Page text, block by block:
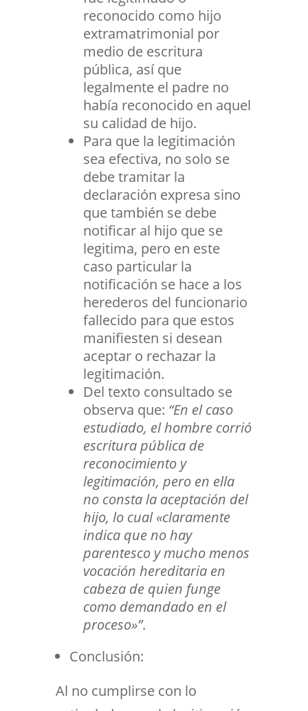
reconocido como hijo
extramatrimonial por
medio de escritura
pública, así que
legalmente el padre no
había reconocido en aquel
su calidad de hijo.
Para que la legitimación
sea efectiva, no solo se
debe tramitar la
declaración expresa sino
que también se debe
notificar al hijo que se
legitima, pero en este
caso particular la
notificación se hace a los
herederos del funcionario
fallecido para que estos
manifiesten si desean
aceptar o rechazar la
legitimación.
Del texto consultado se
observa que: “En el caso
estudiado, el hombre corrió
escritura pública de
reconocimiento y
legitimación, pero en ella
no consta la aceptación del
hijo, lo cual «claramente
indica que no hay
parentesco y mucho menos
vocación hereditaria en
cabeza de quien funge
como demandado en el
proceso»”.
Conclusión:
Al no cumplirse con lo